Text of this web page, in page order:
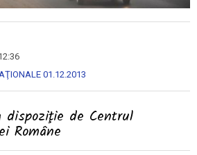
01.12.2013
de Centrul
Române